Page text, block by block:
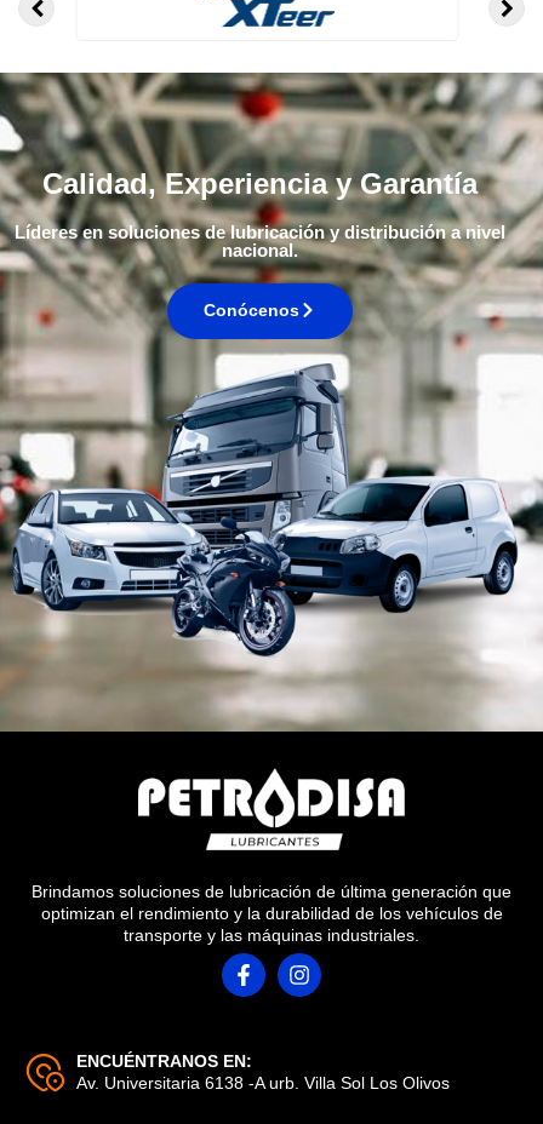
Calidad, Experiencia y Garantía
Líderes en soluciones de lubricación y distribución a nivel
nacional.
Conócenos
Brindamos soluciones de lubricación de última generación que
optimizan el rendimiento y la durabilidad de los vehículos de
transporte y las máquinas industriales.
ENCUÉNTRANOS EN:
Av. Universitaria 6138 -A urb. Villa Sol Los Olivos